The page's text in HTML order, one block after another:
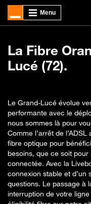
La Fibre
Lucé (72).
Le Grand-Lucé évolue
performante avec le
nous sommes là pour
Comme l’arrêt de
fibre optique pour
besoins, que ce soit
connectée. Avec la
connexion stable et
questions. Le passage à
interruption de votre